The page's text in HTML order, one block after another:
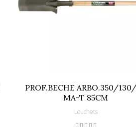
PROF.BECHE ARBO.350/
MA-T 85CM
Louchets